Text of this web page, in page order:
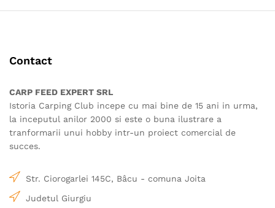
Contact
CARP FEED EXPERT SRL
Istoria Carping Club incepe cu mai bine de 15 ani in urma,
la inceputul anilor 2000 si este o buna ilustrare a
tranformarii unui hobby intr-un proiect comercial de
succes.
Str. Ciorogarlei 145C, Bâcu - comuna Joita
Judetul Giurgiu